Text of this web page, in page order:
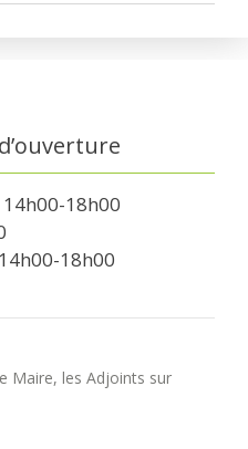
18h00
18h00
Maire, les Adjoints sur